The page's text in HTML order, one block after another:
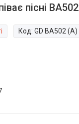
пісні BA502
Код:GD BA502 (А)